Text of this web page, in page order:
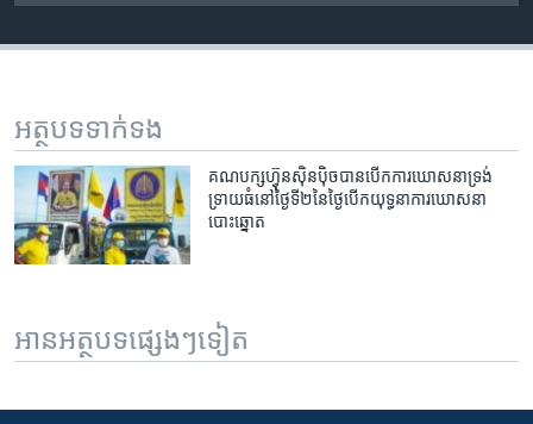
អត្ថបទ​ទាក់ទង
គណ​បក្ស​ហ៊្វុនស៊ិនប៉ិច​បាន​បើក​ការ​ឃោសនា​ទ្រង់​
ទ្រាយ​ធំ​នៅ​ថ្ងៃ​ទី​២​នៃ​ថ្ងៃ​បើក​យុទ្ធនា​ការ​ឃោសនា​
បោះឆ្នោត
អានអត្ថបទផ្សេងៗទៀត